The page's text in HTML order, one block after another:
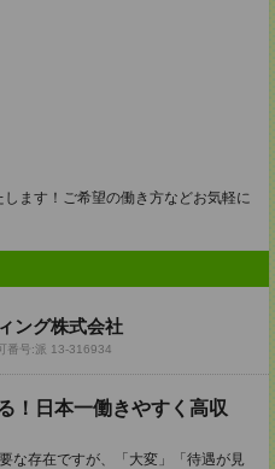
ます！ご希望の働き方などお気軽に
ング株式会社
番号:派 13-316934
！日本一働きやすく高収
な存在ですが、「大変」「待遇が見